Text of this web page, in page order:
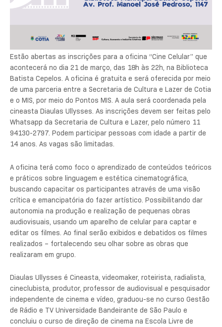
Estão abertas as inscrições para a oficina “Cine Celular” que
acontecerá no dia 21 de março, das 18h às 22h, na Biblioteca
Batista Cepelos. A oficina é gratuita e será oferecida por meio
de uma parceria entre a Secretaria de Cultura e Lazer de Cotia
e o MIS, por meio do Pontos MIS. A aula será coordenada pela
cineasta Diaulas Ullysses. As inscrições devem ser feitas pelo
Whatsapp da Secretaria de Cultura e Lazer, pelo número 11
94130-2797. Podem participar pessoas com idade a partir de
14 anos. As vagas são limitadas.
A oficina terá como foco o aprendizado de conteúdos teóricos
e práticos sobre linguagem e estética cinematográfica,
buscando capacitar os participantes através de uma visão
crítica e emancipatória do fazer artístico. Possibilitando dar
autonomia na produção e realização de pequenas obras
audiovisuais, usando um aparelho de celular para captar e
editar os filmes. Ao final serão exibidos e debatidos os filmes
realizados – fortalecendo seu olhar sobre as obras que
realizaram em grupo.
Diaulas Ullysses é Cineasta, videomaker, roteirista, radialista,
cineclubista, produtor, professor de audiovisual e pesquisador
independente de cinema e vídeo, graduou-se no curso Gestão
de Rádio e TV Universidade Bandeirante de São Paulo e
concluiu o curso de direção de cinema na Escola Livre de